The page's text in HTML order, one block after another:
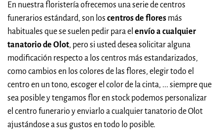
En nuestra floristería ofrecemos una serie de centros
funerarios estándard, son los centros de flores más
habituales que se suelen pedir para el envío a cualquier
tanatorio de Olot, pero si usted desea solicitar alguna
modificación respecto a los centros más estandarizados,
como cambios en los colores de las flores, elegir todo el
centro en un tono, escoger el color de la cinta, ... siempre que
sea posible y tengamos flor en stock podemos personalizar
el centro funerario y enviarlo a cualquier tanatorio de Olot
ajustándose a sus gustos en todo lo posible.